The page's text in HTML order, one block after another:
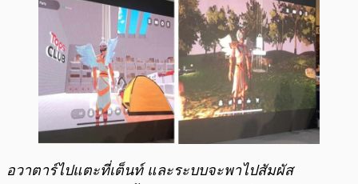
อวาตาร์ไปแตะที่เต็นท์ และระบบจะพาไปสัมผัส